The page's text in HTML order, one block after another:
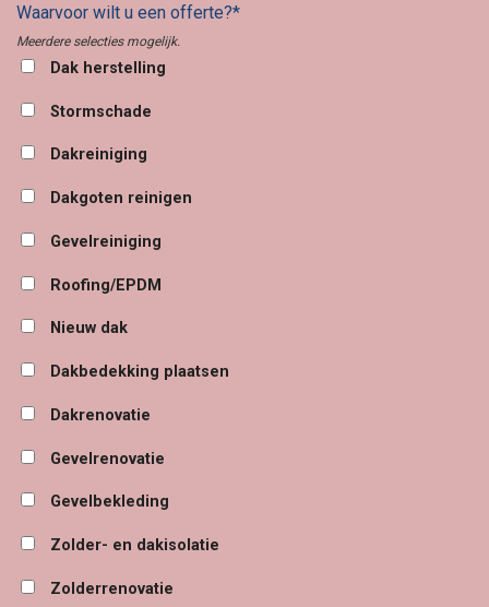
Waarvoor wilt u een offerte?*
Meerdere selecties mogelijk.
Dak herstelling
Stormschade
Dakreiniging
Dakgoten reinigen
Gevelreiniging
Roofing/EPDM
Nieuw dak
Dakbedekking plaatsen
Dakrenovatie
Gevelrenovatie
Gevelbekleding
Zolder- en dakisolatie
Zolderrenovatie